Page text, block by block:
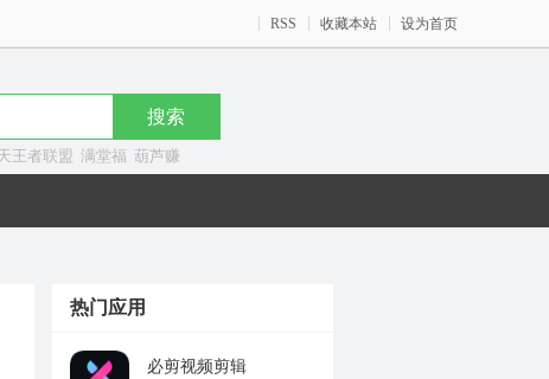
RSS 收藏本站 设为首页
王者联盟 满堂福 葫芦赚
热门应用
必剪视频剪辑